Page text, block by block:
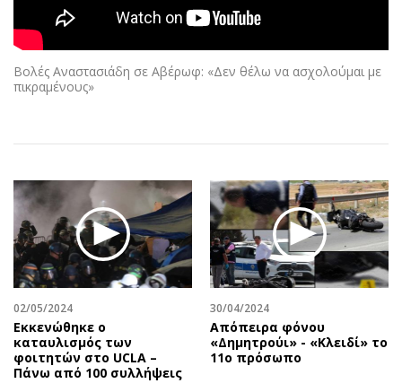
Αθλητισμός
Κύπρος
Ελλάδα
Οικονομία
Real Estate
Επιχειρήσεις
Αγορές
Money Review
AstroBank Properties
Trends
Ενέργεια
Geek
Νέα
Κινητά-tablets
Πολιτική
Οικονομία
Γενικά
Αναδρομές
Πρόσωπα
Περιβάλλον
Good Life
Γυναίκα
Βολές Αναστασιάδη σε Αβέρωφ: «Δεν θέλω να ασχολούμαι με
πικραμένους»
02/05/2024
Εκκενώθηκε ο
καταυλισμός των
φοιτητών στο UCLA –
Πάνω από 100 συλλήψεις
30/04/2024
Απόπειρα φόνου
«Δημητρούι» - «Κλειδί» το
11ο πρόσωπο